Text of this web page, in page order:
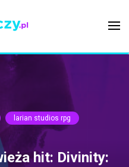
larian studios rpg
hit: Divinity: